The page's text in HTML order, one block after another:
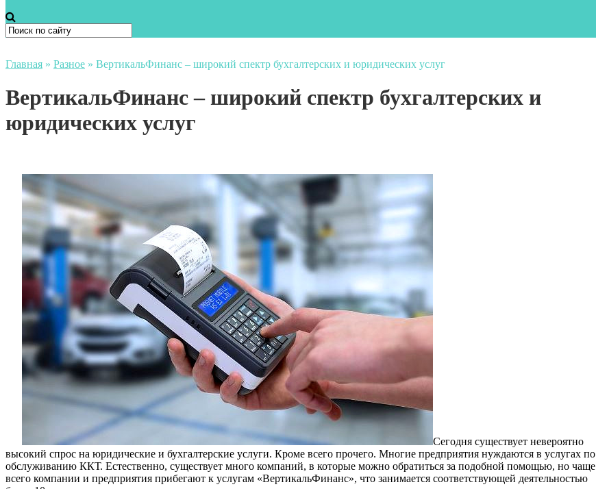
Главная » Разное » ВертикальФинанс – широкий спектр бухгалтерских и юридических услуг
ВертикальФинанс – широкий спектр бухгалтерских и
юридических услуг
Сегодня существует невероятно
высокий спрос на юридические и бухгалтерские услуги. Кроме всего прочего. Многие предприятия нуждаются в услугах по
обслуживанию ККТ. Естественно, существует много компаний, в которые можно обратиться за подобной помощью, но чаще
всего компании и предприятия прибегают к услугам «ВертикальФинанс», что занимается соответствующей деятельностью